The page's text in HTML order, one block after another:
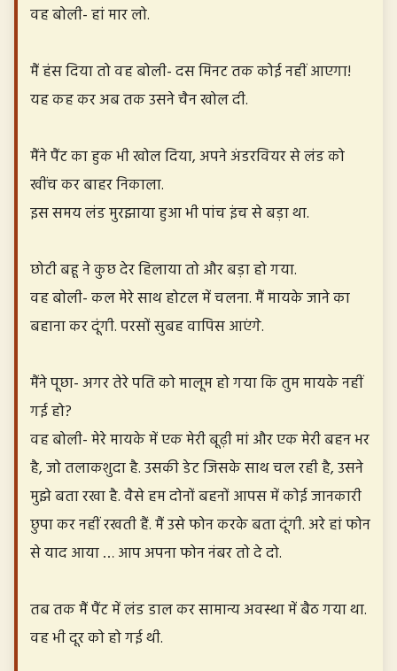
वह बोली- हां मार लो.
मैं हंस दिया तो वह बोली- दस मिनट तक कोई नहीं आएगा!
यह कह कर अब तक उसने चैन खोल दी.
मैंने पैंट का हुक भी खोल दिया, अपने अंडरवियर से लंड को
खींच कर बाहर निकाला.
इस समय लंड मुरझाया हुआ भी पांच इंच से बड़ा था.
छोटी बहू ने कुछ देर हिलाया तो और बड़ा हो गया.
वह बोली- कल मेरे साथ होटल में चलना. मैं मायके जाने का
बहाना कर दूंगी. परसों सुबह वापिस आएंगे.
मैंने पूछा- अगर तेरे पति को मालूम हो गया कि तुम मायके नहीं
गई हो?
वह बोली- मेरे मायके में एक मेरी बूढ़ी मां और एक मेरी बहन भर
है, जो तलाकशुदा है. उसकी डेट जिसके साथ चल रही है, उसने
मुझे बता रखा है. वैसे हम दोनों बहनों आपस में कोई जानकारी
छुपा कर नहीं रखती हैं. मैं उसे फोन करके बता दूंगी. अरे हां फोन
से याद आया … आप अपना फोन नंबर तो दे दो.
तब तक मैं पैंट में लंड डाल कर सामान्य अवस्था में बैठ गया था.
वह भी दूर को हो गई थी.